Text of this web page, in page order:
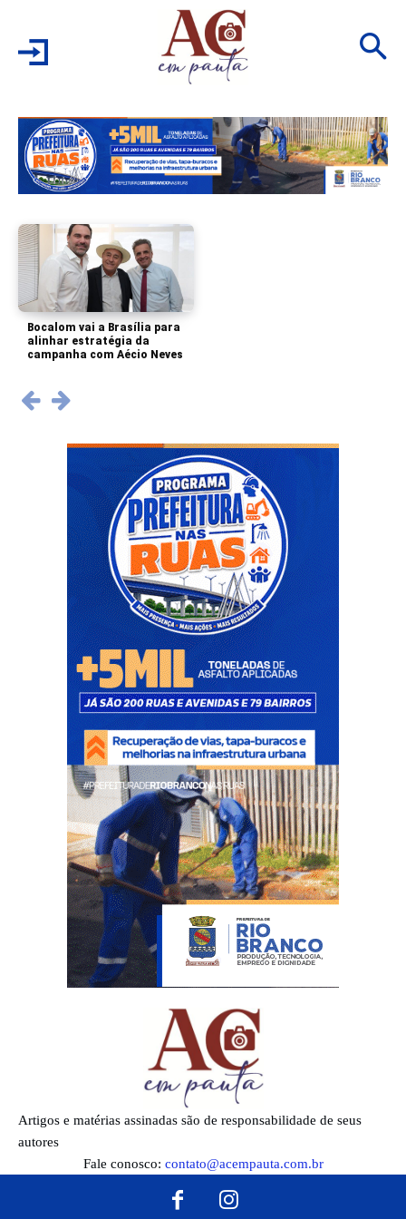
Bocalom vai a Brasília para
alinhar estratégia da
campanha com Aécio Neves
Artigos e matérias assinadas são de responsabilidade de seus
autores
Fale conosco: contato@acempauta.com.br